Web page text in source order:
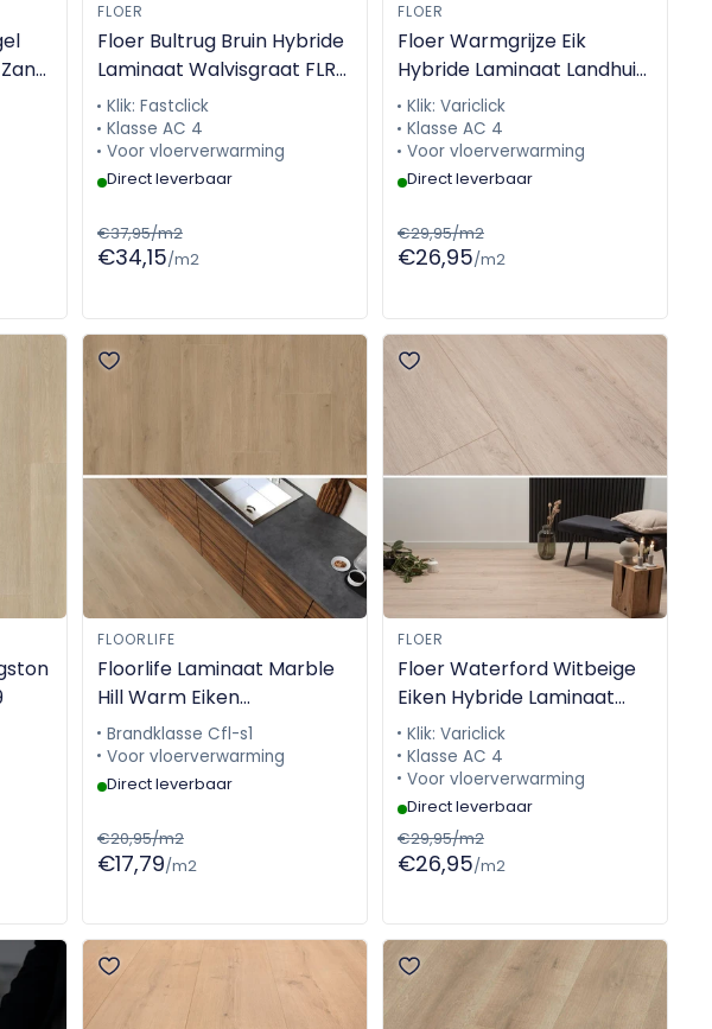
FLOER
Floer Bultrug Bruin Hybride
Laminaat Walvisgraat FLR-
1613
Klik: Fastclick
Klasse AC 4
Voor vloerverwarming
Direct leverbaar
€37,95/m2
€34,15/m2
FLOER
Floer Warmgrijze Eik
Hybride Laminaat Landhuis
FLR-1033
Klik: Variclick
Klasse AC 4
Voor vloerverwarming
Direct leverbaar
€29,95/m2
€26,95/m2
FLOORLIFE
Floorlife Laminaat Marble
Hill Warm Eiken
5046896719
Brandklasse Cfl-s1
Voor vloerverwarming
Direct leverbaar
€20,95/m2
€17,79/m2
FLOER
Floer Waterford Witbeige
Eiken Hybride Laminaat
Steden FLR-1421
Klik: Variclick
Klasse AC 4
Voor vloerverwarming
Direct leverbaar
€29,95/m2
€26,95/m2